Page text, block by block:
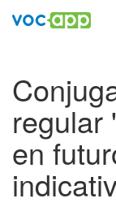
regular
en